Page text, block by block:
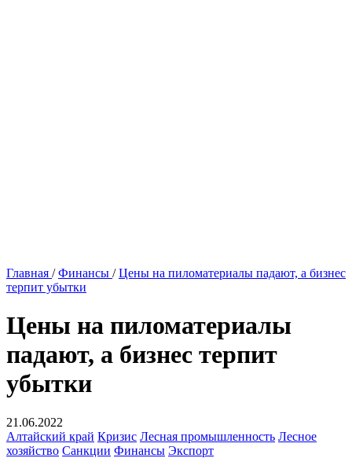
Главная / Финансы / Цены на пиломатериалы падают, а бизнес
терпит убытки
Цены на пиломатериалы
падают, а бизнес терпит
убытки
21.06.2022
Алтайский край Кризис Лесная промышленность Лесное
хозяйство Санкции Финансы Экспорт